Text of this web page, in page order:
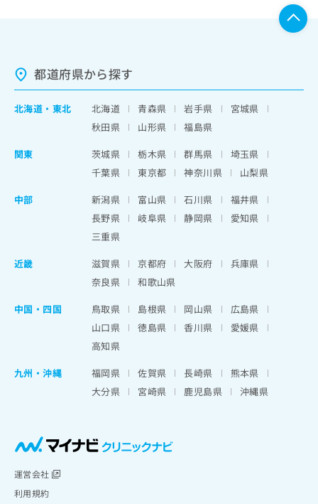
都道府県から探す
北海道 ・ 東北 北海道 青森県 岩手県
宮城県
秋田県
山形県
福島県
関東
茨城県 栃木県 群馬県
埼玉県
千葉県
東京都 神奈川県
山梨県
中部
新潟県 富山県 石川県
福井県
長野県
岐阜県 静岡県
愛知県
三重県
近畿
滋賀県 京都府 大阪府
兵庫県
奈良県
和歌山県
中国・四国
鳥取県 島根県 岡山県
広島県
山口県
徳島県 香川県
愛媛県
高知県
九州・沖縄
福岡県 佐賀県 長崎県
熊本県
大分県
宮崎県 鹿児島県 沖縄県
運営会社
利用規約